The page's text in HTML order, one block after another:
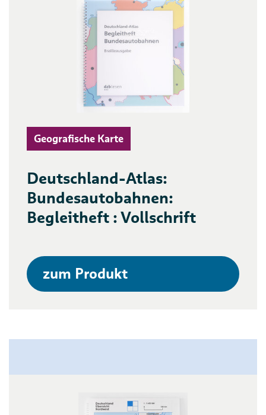
Geografische Karte
Deutschland-Atlas:
Bundesautobahnen:
Begleitheft : Vollschrift
zum Produkt